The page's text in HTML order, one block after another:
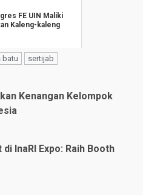
FE UIN Maliki
Kaleng-kaleng
batu sertijab
Kenangan Kelompok
InaRI Expo: Raih Booth